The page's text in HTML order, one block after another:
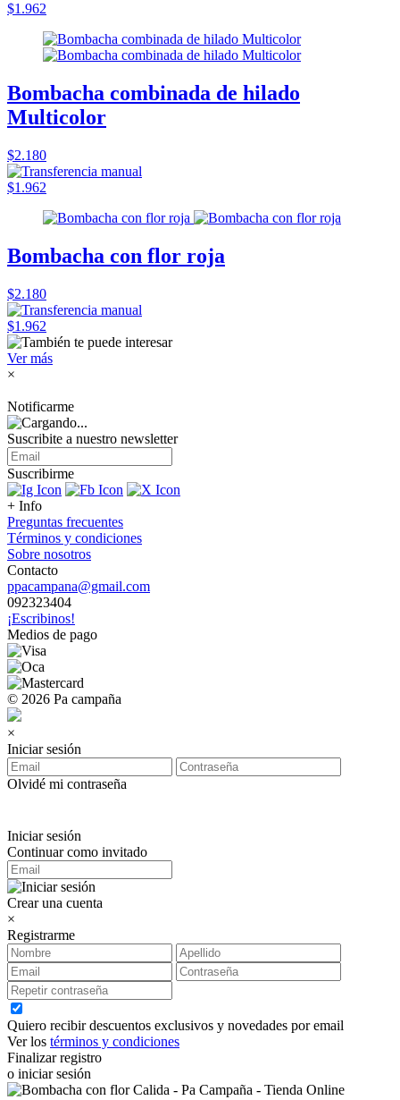
$1.962
Bombacha combinada de hilado
Multicolor
$2.180
$1.962
Bombacha con flor roja
$2.180
$1.962
Ver más
×
Notificarme
Suscribite a nuestro newsletter
Suscribirme
+ Info
Preguntas frecuentes
Términos y condiciones
Sobre nosotros
Contacto
ppacampana@gmail.com
092323404
¡Escribinos!
Medios de pago
© 2026 Pa campaña
×
Iniciar sesión
Olvidé mi contraseña
Iniciar sesión
Continuar como invitado
Crear una cuenta
×
Registrarme
Quiero recibir descuentos exclusivos y novedades por email
Ver los términos y condiciones
Finalizar registro
o iniciar sesión